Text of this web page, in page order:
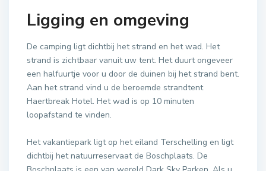
Ligging en omgeving
De camping ligt dichtbij het strand en het wad. Het
strand is zichtbaar vanuit uw tent. Het duurt ongeveer
een halfuurtje voor u door de duinen bij het strand bent.
Aan het strand vind u de beroemde strandtent
Haertbreak Hotel. Het wad is op 10 minuten
loopafstand te vinden.
Het vakantiepark ligt op het eiland Terschelling en ligt
dichtbij het natuurreservaat de Boschplaats. De